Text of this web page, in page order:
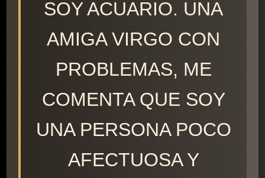
SOY ACUARIO. UNA
AMIGA VIRGO CON
PROBLEMAS, ME
COMENTA QUE SOY
UNA PERSONA POCO
AFECTUOSA Y